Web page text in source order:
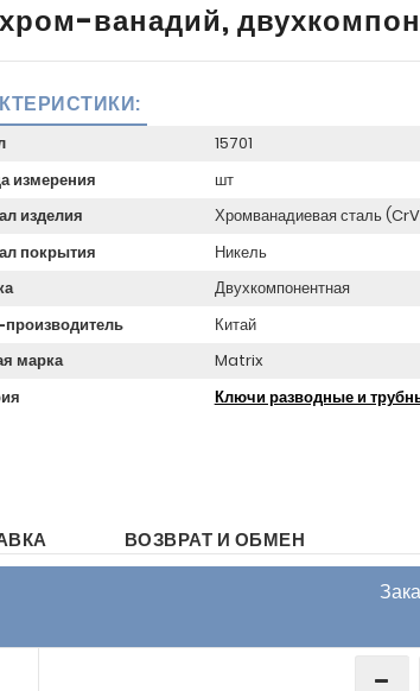
ванадий,
15701
измерения
шт
изделия
Хромванадиевая сталь
покрытия
Никель
Двухкомпонентная
Китай
марка
Matrix
Ключи разводные и
ВОЗВРАТ И ОБМЕН